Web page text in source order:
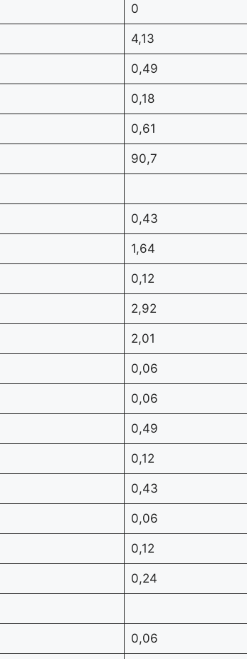
0
4,13
0,49
0,18
0,61
90,7
0,43
1,64
0,12
2,92
2,01
0,06
0,06
0,49
0,12
0,43
0,06
0,12
0,24
0,06